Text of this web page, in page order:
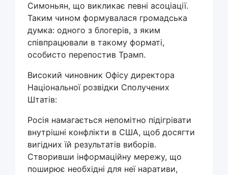
Симоньян, що викликає певні асоціації.
Таким чином формувалася громадська
думка: одного з блогерів, з яким
співпрацювали в такому форматі,
особисто перепостив Трамп.
Високий чиновник Офісу директора
Національної розвідки Сполучених
Штатів:
Росія намагається непомітно підігрівати
внутрішні конфлікти в США, щоб досягти
вигідних їй результатів виборів.
Створивши інформаційну мережу, що
поширює необхідні для неї наративи,